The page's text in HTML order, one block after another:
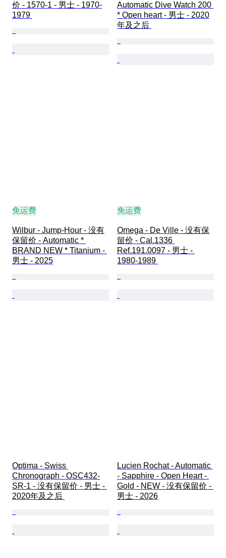
价 - 1570-1 - 男士 - 1970-
1979
Automatic Dive Watch 200
* Open heart - 男士 - 2020
年及之后
免运费
Wilbur - Jump-Hour - 没有
保留价 - Automatic *
BRAND NEW * Titanium -
男士 - 2025
免运费
Omega - De Ville - 没有保
留价 - Cal.1336
Ref.191.0097 - 男士 -
1980-1989
Optima - Swiss
Chronograph - OSC432-
SR-1 - 没有保留价 - 男士 -
2020年及之后
Lucien Rochat - Automatic
- Sapphire - Open Heart -
Gold - NEW - 没有保留价 -
男士 - 2026